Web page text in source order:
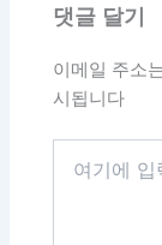
댓글 달기
이메일 주소
시됩니다